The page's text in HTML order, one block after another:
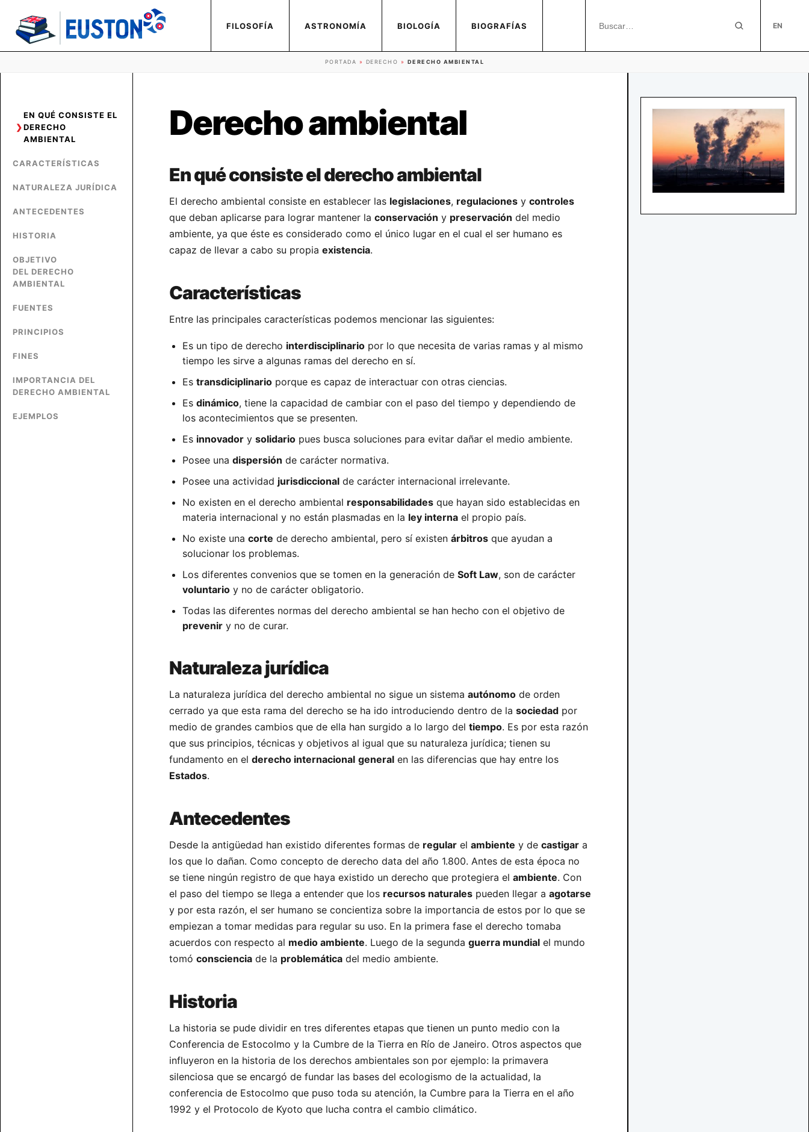
FILOSOFÍA ASTRONOMÍA BIOLOGÍA BIOGRAFÍAS EN
PORTADA » DERECHO » DERECHO AMBIENTAL
EN QUÉ CONSISTE EL
DERECHO
AMBIENTAL
CARACTERÍSTICAS
NATURALEZA JURÍDICA
ANTECEDENTES
HISTORIA
OBJETIVO
DEL DERECHO
AMBIENTAL
FUENTES
PRINCIPIOS
FINES
IMPORTANCIA DEL
DERECHO AMBIENTAL
EJEMPLOS
Derecho ambiental
En qué consiste el derecho ambiental
El derecho ambiental consiste en establecer las legislaciones, regulaciones y controles
que deban aplicarse para lograr mantener la conservación y preservación del medio
ambiente, ya que éste es considerado como el único lugar en el cual el ser humano es
capaz de llevar a cabo su propia existencia.
Características
Entre las principales características podemos mencionar las siguientes:
Es un tipo de derecho interdisciplinario por lo que necesita de varias ramas y al mismo
tiempo les sirve a algunas ramas del derecho en sí.
Es transdiciplinario porque es capaz de interactuar con otras ciencias.
Es dinámico, tiene la capacidad de cambiar con el paso del tiempo y dependiendo de
los acontecimientos que se presenten.
Es innovador y solidario pues busca soluciones para evitar dañar el medio ambiente.
Posee una dispersión de carácter normativa.
Posee una actividad jurisdiccional de carácter internacional irrelevante.
No existen en el derecho ambiental responsabilidades que hayan sido establecidas en
materia internacional y no están plasmadas en la ley interna el propio país.
No existe una corte de derecho ambiental, pero sí existen árbitros que ayudan a
solucionar los problemas.
Los diferentes convenios que se tomen en la generación de Soft Law, son de carácter
voluntario y no de carácter obligatorio.
Todas las diferentes normas del derecho ambiental se han hecho con el objetivo de
prevenir y no de curar.
Naturaleza jurídica
La naturaleza jurídica del derecho ambiental no sigue un sistema autónomo de orden
cerrado ya que esta rama del derecho se ha ido introduciendo dentro de la sociedad por
medio de grandes cambios que de ella han surgido a lo largo del tiempo. Es por esta razón
que sus principios, técnicas y objetivos al igual que su naturaleza jurídica; tienen su
fundamento en el derecho internacional general en las diferencias que hay entre los
Estados.
Antecedentes
Desde la antigüedad han existido diferentes formas de regular el ambiente y de castigar a
los que lo dañan. Como concepto de derecho data del año 1.800. Antes de esta época no
se tiene ningún registro de que haya existido un derecho que protegiera el ambiente. Con
el paso del tiempo se llega a entender que los recursos naturales pueden llegar a agotarse
y por esta razón, el ser humano se concientiza sobre la importancia de estos por lo que se
empiezan a tomar medidas para regular su uso. En la primera fase el derecho tomaba
acuerdos con respecto al medio ambiente. Luego de la segunda guerra mundial el mundo
tomó consciencia de la problemática del medio ambiente.
Historia
La historia se pude dividir en tres diferentes etapas que tienen un punto medio con la
Conferencia de Estocolmo y la Cumbre de la Tierra en Río de Janeiro. Otros aspectos que
influyeron en la historia de los derechos ambientales son por ejemplo: la primavera
silenciosa que se encargó de fundar las bases del ecologismo de la actualidad, la
conferencia de Estocolmo que puso toda su atención, la Cumbre para la Tierra en el año
1992 y el Protocolo de Kyoto que lucha contra el cambio climático.